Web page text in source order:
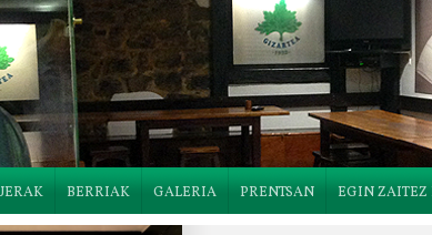
BERRIAK GALERIA PRENTSAN EGIN